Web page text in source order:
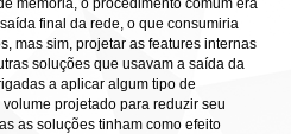
memória, o procedimento comum era
final da rede, o que consumiria
mas sim, projetar as features internas
soluções que usavam a saída da
a aplicar algum tipo de
projetado para reduzir seu
as soluções tinham como efeito